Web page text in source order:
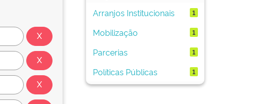
Arranjos Institucionais
1
Mobilização 1
Parcerias 1
Políticas Públicas 1